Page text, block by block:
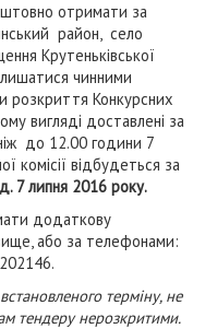
отримати за
район, село
Крутеньківської
чинними
розкриття Конкурсних
вигляді доставлені за
до 12.00 години 7
комісії відбудеться за
7 липня 2016 року.
додаткову
або за телефонами:
терміну, не
тендеру нерозкритими.